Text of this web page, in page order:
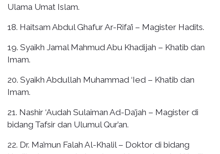
Ulama Umat Islam.
18. Haitsam Abdul Ghafur Ar-Rifa’i – Magister Hadits.
19. Syaikh Jamal Mahmud Abu Khadijah – Khatib dan
Imam.
20. Syaikh Abdullah Muhammad ‘Ied – Khatib dan
Imam.
21. Nashir ‘Audah Sulaiman Ad-Da’jah – Magister di
bidang Tafsir dan Ulumul Qur’an.
22. Dr. Ma’mun Falah Al-Khalil – Doktor di bidang